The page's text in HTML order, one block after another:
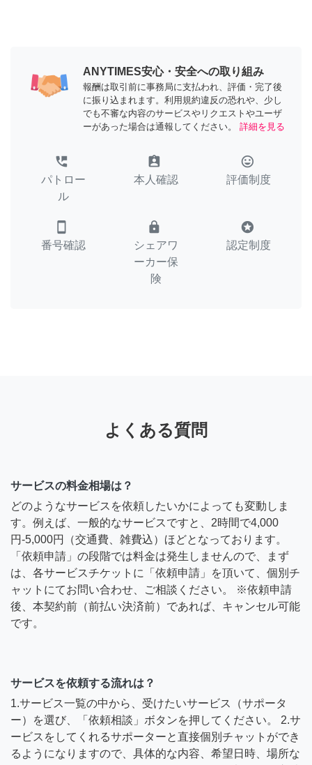
ANYTIMES安心・安全への取り組み
報酬は取引前に事務局に支払われ、評価・完了後
に振り込まれます。利用規約違反の恐れや、少し
でも不審な内容のサービスやリクエストやユーザ
ーがあった場合は通報してください。
詳細を見る
perm_phone_msg
パトロー
ル
assignment_ind
本人確認
tag_faces
評価制度
smartphone
番号確認
lock
シェアワ
ーカー保
険
stars
認定制度
よくある質問
サービスの料金相場は？
どのようなサービスを依頼したいかによっても変動しま
す。例えば、一般的なサービスですと、2時間で4,000
円-5,000円（交通費、雑費込）ほどとなっております。
「依頼申請」の段階では料金は発生しませんので、まず
は、各サービスチケットに「依頼申請」を頂いて、個別チ
ャットにてお問い合わせ、ご相談ください。 ※依頼申請
後、本契約前（前払い決済前）であれば、キャンセル可能
です。
サービスを依頼する流れは？
1.サービス一覧の中から、受けたいサービス（サポータ
ー）を選び、「依頼相談」ボタンを押してください。 2.サ
ービスをしてくれるサポーターと直接個別チャットができ
るようになりますので、具体的な内容、希望日時、場所な